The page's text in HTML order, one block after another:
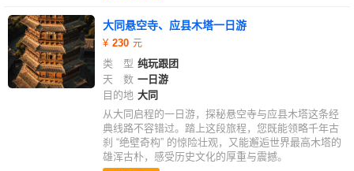
大同悬空寺、应县木塔一日游
230
类 型 纯玩跟团
天 数 一日游
目的地 大同
从大同启程的一日游，探秘悬空寺与应县木塔这条经
典线路不容错过。踏上这段旅程，您既能领略千年古
刹 “绝壁奇构” 的惊险壮观，又能邂逅世界最高木塔的
雄浑古朴，感受历史文化的厚重与震撼。